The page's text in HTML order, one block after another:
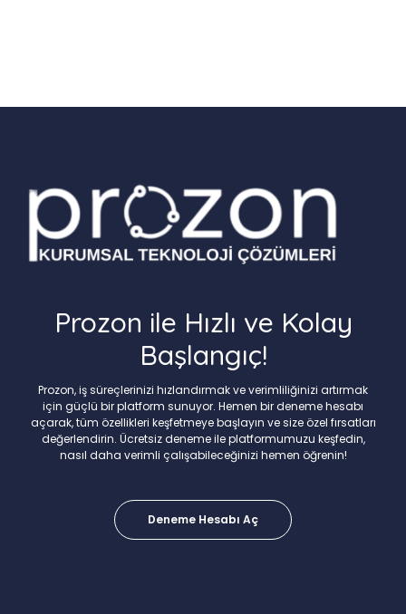
Prozon ile Hızlı ve Kolay
Başlangıç!
Prozon, iş süreçlerinizi hızlandırmak ve verimliliğinizi artırmak
için güçlü bir platform sunuyor. Hemen bir deneme hesabı
açarak, tüm özellikleri keşfetmeye başlayın ve size özel fırsatları
değerlendirin. Ücretsiz deneme ile platformumuzu keşfedin,
nasıl daha verimli çalışabileceğinizi hemen öğrenin!
Deneme Hesabı Aç